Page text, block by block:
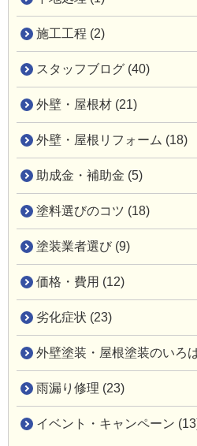
施工工程 (2)
スタッフブログ (40)
外壁・屋根材 (21)
外壁・屋根リフォーム (18)
助成金・補助金 (5)
塗料選びのコツ (18)
塗装業者選び (9)
価格・費用 (12)
劣化症状 (23)
外壁塗装・屋根塗装のいろ
雨漏り修理 (23)
イベント・キャンペーン